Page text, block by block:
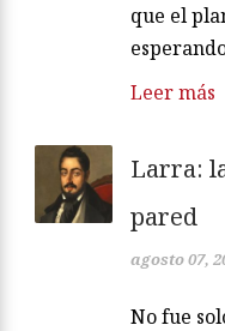
que el
Leer más
Larra:
pared
agosto 07,
No fue